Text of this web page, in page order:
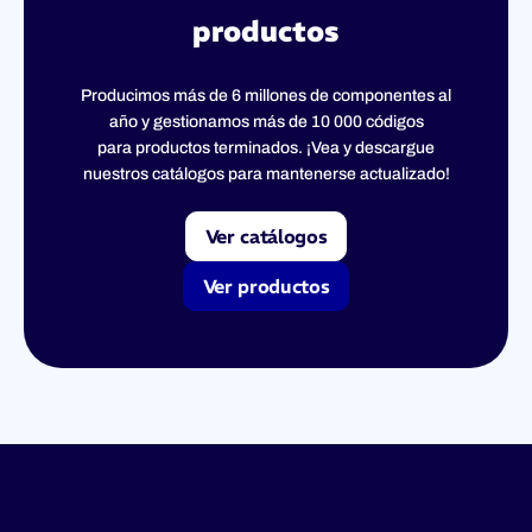
productos
Producimos más de 6 millones de componentes al
año y gestionamos más de 10 000 códigos
para productos terminados. ¡Vea y descargue
nuestros catálogos para mantenerse actualizado!
Ver catálogos
Ver productos